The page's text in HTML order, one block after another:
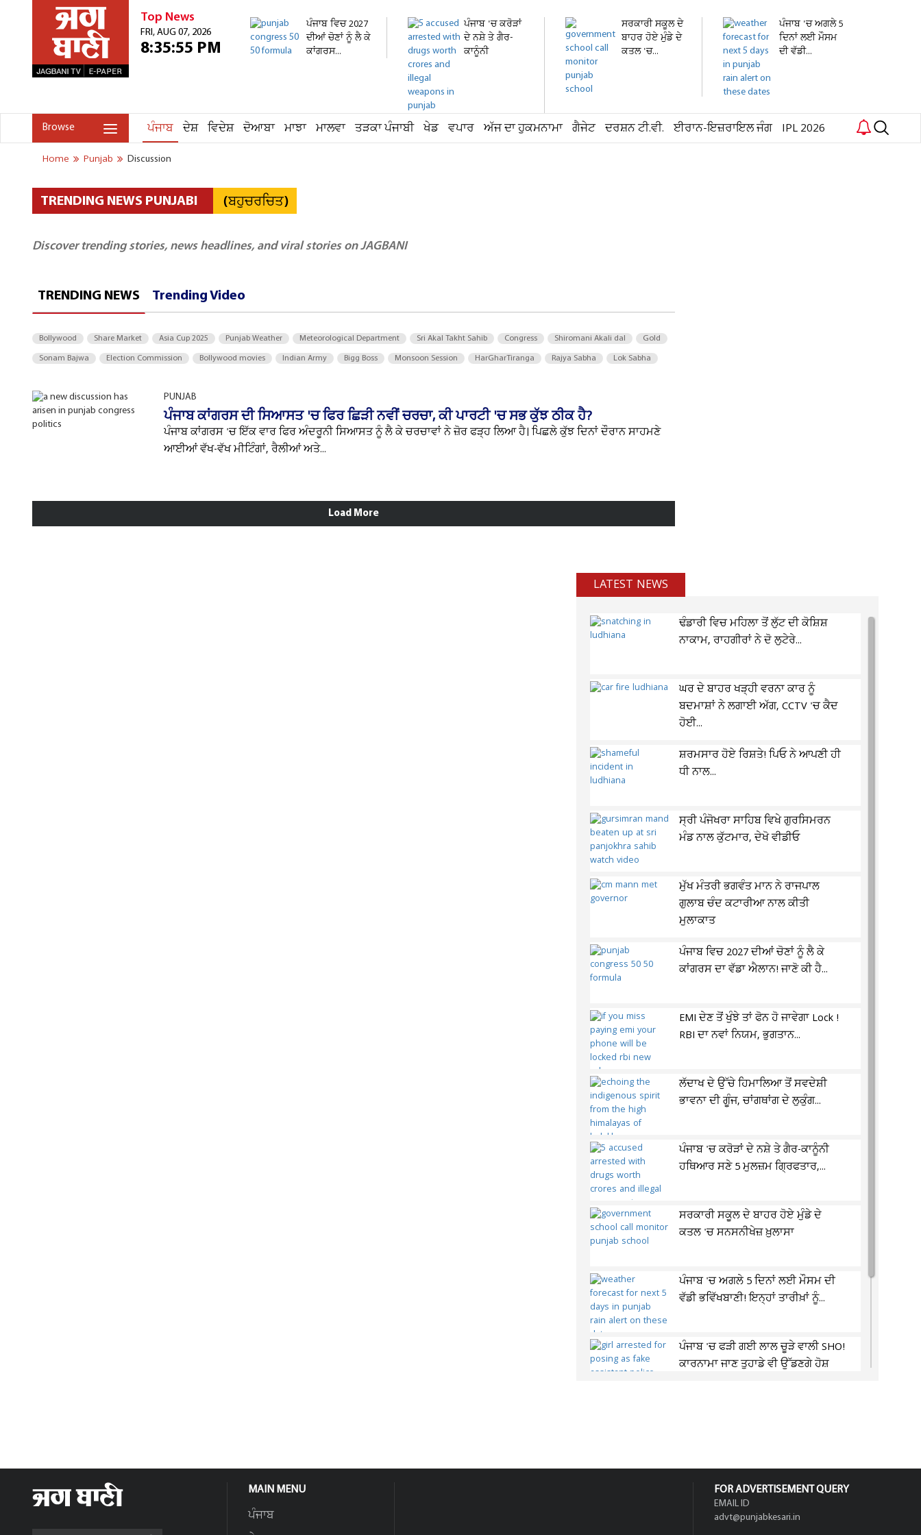
Top News
FRI, AUG 07, 2026
8:35:55 PM
ਪੰਜਾਬ ਵਿਚ 2027
ਦੀਆਂ ਚੋਣਾਂ ਨੂੰ ਲੈ ਕੇ
ਕਾਂਗਰਸ...
ਪੰਜਾਬ 'ਚ ਕਰੋੜਾਂ
ਦੇ ਨਸ਼ੇ ਤੇ ਗੈਰ-
ਕਾਨੂੰਨੀ
ਸਰਕਾਰੀ ਸਕੂਲ ਦੇ
ਬਾਹਰ ਹੋਏ ਮੁੰਡੇ ਦੇ
ਕਤਲ 'ਚ...
ਪੰਜਾਬ 'ਚ ਅਗਲੇ 5
ਦਿਨਾਂ ਲਈ ਮੌਸਮ
ਦੀ ਵੱਡੀ...
Browse ਪੰਜਾਬ ਦੇਸ਼ ਵਿਦੇਸ਼ ਦੋਆਬਾ ਮਾਝਾ ਮਾਲਵਾ ਤੜਕਾ ਪੰਜਾਬੀ ਖੇਡ ਵਪਾਰ ਅੱਜ ਦਾ ਹੁਕਮਨਾਮਾ ਗੈਜੇਟ ਦਰਸ਼ਨ ਟੀ.ਵੀ. ਈਰਾਨ-ਇਜ਼ਰਾਇਲ ਜੰਗ IPL 2026
Home Punjab Discussion
TRENDING NEWS PUNJABI (ਬਹੁਚਰਚਿਤ)
Discover trending stories, news headlines, and viral stories on JAGBANI
TRENDING NEWS Trending Video
Bollywood Share Market Asia Cup 2025 Punjab Weather Meteorological Department Sri Akal Takht Sahib Congress Shiromani Akali dal Gold
Sonam Bajwa Election Commission Bollywood movies Indian Army Bigg Boss Monsoon Session HarGharTiranga Rajya Sabha Lok Sabha
PUNJAB
ਪੰਜਾਬ ਕਾਂਗਰਸ ਦੀ ਸਿਆਸਤ 'ਚ ਫਿਰ ਛਿੜੀ ਨਵੀਂ ਚਰਚਾ, ਕੀ ਪਾਰਟੀ 'ਚ ਸਭ ਕੁੱਝ ਠੀਕ ਹੈ?
ਪੰਜਾਬ ਕਾਂਗਰਸ 'ਚ ਇੱਕ ਵਾਰ ਫਿਰ ਅੰਦਰੂਨੀ ਸਿਆਸਤ ਨੂੰ ਲੈ ਕੇ ਚਰਚਾਵਾਂ ਨੇ ਜ਼ੋਰ ਫੜ੍ਹ ਲਿਆ ਹੈ। ਪਿਛਲੇ ਕੁੱਝ ਦਿਨਾਂ ਦੌਰਾਨ ਸਾਹਮਣੇ
ਆਈਆਂ ਵੱਖ-ਵੱਖ ਮੀਟਿੰਗਾਂ, ਰੈਲੀਆਂ ਅਤੇ...
Load More
LATEST NEWS
ਢੰਡਾਰੀ ਵਿਚ ਮਹਿਲਾ ਤੋਂ ਲੁੱਟ ਦੀ ਕੋਸ਼ਿਸ਼
ਨਾਕਾਮ, ਰਾਹਗੀਰਾਂ ਨੇ ਦੋ ਲੁਟੇਰੇ...
ਘਰ ਦੇ ਬਾਹਰ ਖੜ੍ਹੀ ਵਰਨਾ ਕਾਰ ਨੂੰ
ਬਦਮਾਸ਼ਾਂ ਨੇ ਲਗਾਈ ਅੱਗ, CCTV 'ਚ ਕੈਦ
ਹੋਈ...
ਸ਼ਰਮਸਾਰ ਹੋਏ ਰਿਸ਼ਤੇ! ਪਿਓ ਨੇ ਆਪਣੀ ਹੀ
ਧੀ ਨਾਲ...
ਸ੍ਰੀ ਪੰਜੋਖਰਾ ਸਾਹਿਬ ਵਿਖੇ ਗੁਰਸਿਮਰਨ
ਮੰਡ ਨਾਲ ਕੁੱਟਮਾਰ, ਦੇਖੋ ਵੀਡੀਓ
ਮੁੱਖ ਮੰਤਰੀ ਭਗਵੰਤ ਮਾਨ ਨੇ ਰਾਜਪਾਲ
ਗੁਲਾਬ ਚੰਦ ਕਟਾਰੀਆ ਨਾਲ ਕੀਤੀ
ਮੁਲਾਕਾਤ
ਪੰਜਾਬ ਵਿਚ 2027 ਦੀਆਂ ਚੋਣਾਂ ਨੂੰ ਲੈ ਕੇ
ਕਾਂਗਰਸ ਦਾ ਵੱਡਾ ਐਲਾਨ! ਜਾਣੋ ਕੀ ਹੈ...
EMI ਦੇਣ ਤੋਂ ਖੁੰਝੇ ਤਾਂ ਫੋਨ ਹੋ ਜਾਵੇਗਾ Lock !
RBI ਦਾ ਨਵਾਂ ਨਿਯਮ, ਭੁਗਤਾਨ...
ਲੱਦਾਖ ਦੇ ਉੱਚੇ ਹਿਮਾਲਿਆ ਤੋਂ ਸਵਦੇਸ਼ੀ
ਭਾਵਨਾ ਦੀ ਗੂੰਜ, ਚਾਂਗਥਾਂਗ ਦੇ ਲੁਕੁੰਗ...
ਪੰਜਾਬ 'ਚ ਕਰੋੜਾਂ ਦੇ ਨਸ਼ੇ ਤੇ ਗੈਰ-ਕਾਨੂੰਨੀ
ਹਥਿਆਰ ਸਣੇ 5 ਮੁਲਜ਼ਮ ਗ੍ਰਿਫਤਾਰ,...
ਸਰਕਾਰੀ ਸਕੂਲ ਦੇ ਬਾਹਰ ਹੋਏ ਮੁੰਡੇ ਦੇ
ਕਤਲ 'ਚ ਸਨਸਨੀਖੇਜ਼ ਖ਼ੁਲਾਸਾ
ਪੰਜਾਬ 'ਚ ਅਗਲੇ 5 ਦਿਨਾਂ ਲਈ ਮੌਸਮ ਦੀ
ਵੱਡੀ ਭਵਿੱਖਬਾਣੀ! ਇਨ੍ਹਾਂ ਤਾਰੀਖ਼ਾਂ ਨੂੰ...
ਪੰਜਾਬ 'ਚ ਫੜੀ ਗਈ ਲਾਲ ਚੂੜੇ ਵਾਲੀ SHO!
ਕਾਰਨਾਮਾ ਜਾਣ ਤੁਹਾਡੇ ਵੀ ਉੱਡਣਗੇ ਹੋਸ਼
MAIN MENU
ਪੰਜਾਬ
FOR ADVERTISEMENT QUERY
EMAIL ID
advt@punjabkesari.in